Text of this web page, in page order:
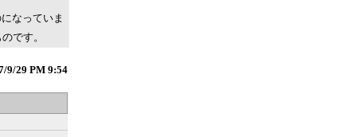
なっていま
です。
9/29 PM 9:54